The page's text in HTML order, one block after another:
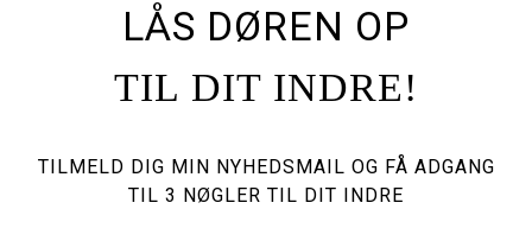
LÅS DØREN OP
TIL DIT INDRE!
TILMELD DIG MIN NYHEDSMAIL OG FÅ ADGANG
TIL 3 NØGLER TIL DIT INDRE